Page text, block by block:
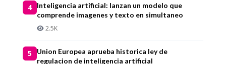
4
Inteligencia artificial: lanzan un modelo que
comprende imagenes y texto en simultaneo
2.5K
5
Union Europea aprueba historica ley de
regulacion de inteligencia artificial